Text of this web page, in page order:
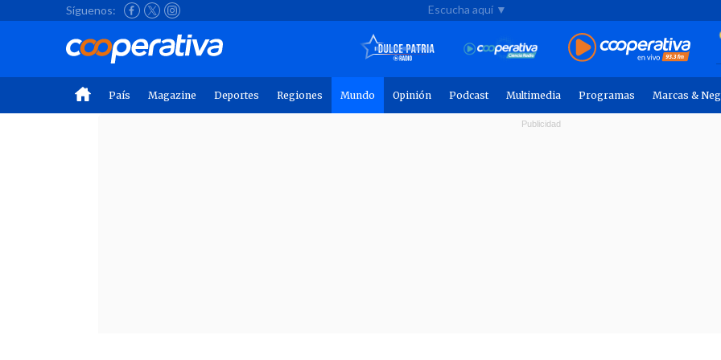
Síguenos: Escucha aquí ▼
País Magazine Deportes Regiones Mundo Opinión Podcast Multimedia Programas Marcas &